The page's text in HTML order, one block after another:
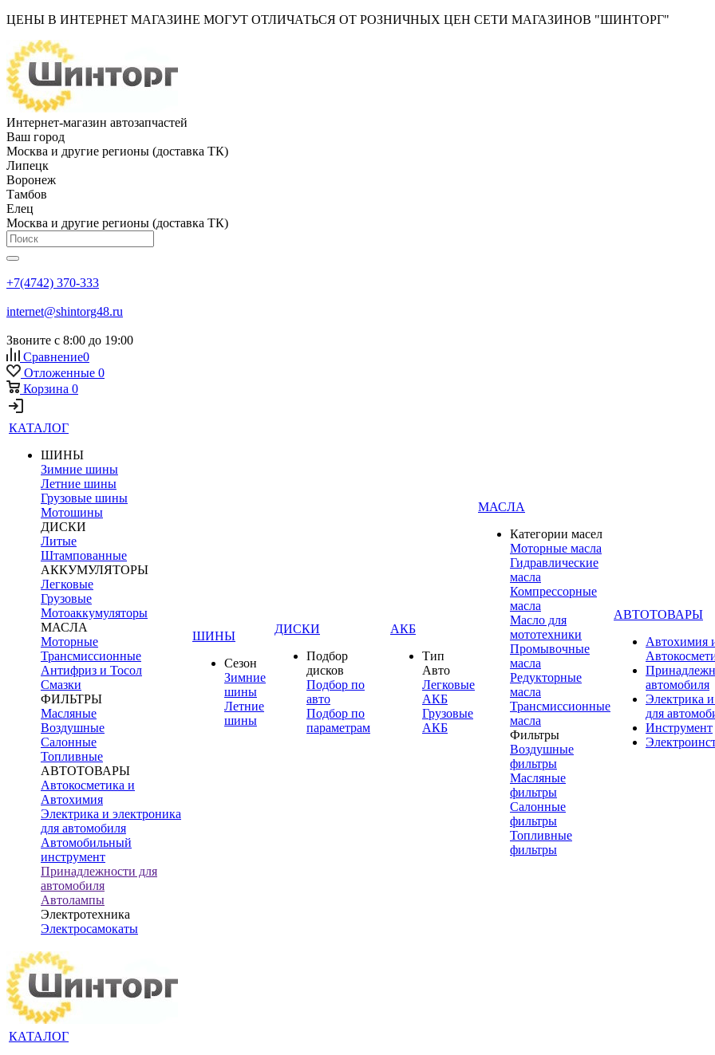
ЦЕНЫ В ИНТЕРНЕТ МАГАЗИНЕ МОГУТ ОТЛИЧАТЬСЯ ОТ РОЗНИЧНЫХ ЦЕН СЕТИ МАГАЗИНОВ "ШИНТОРГ"
Интернет-магазин автозапчастей
Ваш город
Москва и другие регионы (доставка ТК)
Липецк
Воронеж
Тамбов
Елец
Москва и другие регионы (доставка ТК)
+7(4742) 370-333
internet@shintorg48.ru
Звоните с 8:00 до 19:00
Сравнение0
Отложенные 0
Корзина 0
КАТАЛОГ
ШИНЫ
Зимние шины
Летние шины
Грузовые шины
Мотошины
ДИСКИ
Литые
Штампованные
АККУМУЛЯТОРЫ
Легковые
Грузовые
Мотоаккумуляторы
МАСЛА
Моторные
Трансмиссионные
Антифриз и Тосол
Смазки
ФИЛЬТРЫ
Масляные
Воздушные
Салонные
Топливные
АВТОТОВАРЫ
Автокосметика и
Автохимия
Электрика и электроника
для автомобиля
Автомобильный
инструмент
Принадлежности для
автомобиля
Автолампы
Электротехника
Электросамокаты
ШИНЫ
Сезон
Зимние
шины
Летние
шины
ДИСКИ
Подбор
дисков
Подбор по
авто
Подбор по
параметрам
АКБ
Тип
Авто
Легковые
АКБ
Грузовые
АКБ
МАСЛА
Категории масел
Моторные масла
Гидравлические
масла
Компрессорные
масла
Масло для
мототехники
Промывочные
масла
Редукторные
масла
Трансмиссионные
масла
Фильтры
Воздушные
фильтры
Масляные
фильтры
Салонные
фильтры
Топливные
фильтры
АВТОТОВАРЫ
Автохимия
автомобиля
Электрика
для
Инструмент
КАТАЛОГ